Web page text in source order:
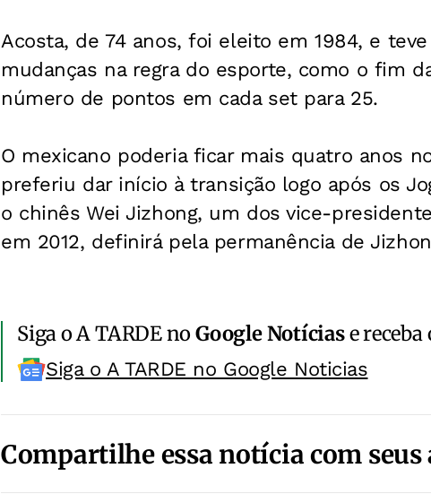
Acosta, de 74 anos, foi eleito em 1984, e
mudanças na regra do esporte, como o fim
número de pontos em cada set para 25.
O mexicano poderia ficar mais quatro anos
preferiu dar início à transição logo após os
o chinês Wei Jizhong, um dos vice-
em 2012, definirá pela permanência de
Siga o A TARDE noGoogle Notíciase receba
Siga o A TARDE no Google Noticias
Compartilhe essa notícia com